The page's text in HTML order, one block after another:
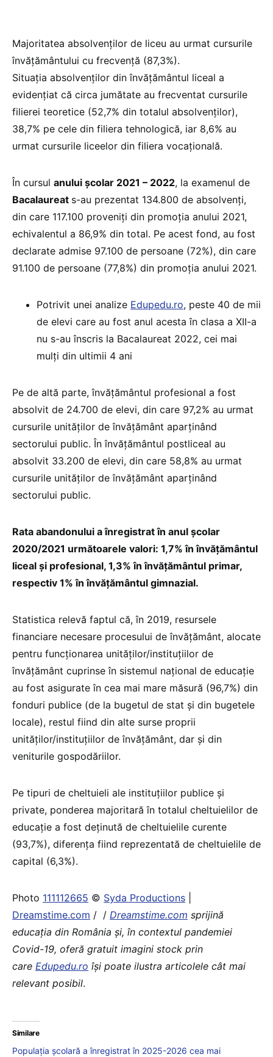
Majoritatea absolvenţilor de liceu au urmat cursurile
învăţământului cu frecvenţă (87,3%).
Situaţia absolvenţilor din învăţământul liceal a
evidenţiat că circa jumătate au frecventat cursurile
filierei teoretice (52,7% din totalul absolvenţilor),
38,7% pe cele din filiera tehnologică, iar 8,6% au
urmat cursurile liceelor din filiera vocaţională.
În cursul anului şcolar 2021 – 2022, la examenul de
Bacalaureat s-au prezentat 134.800 de absolvenţi,
din care 117.100 proveniţi din promoţia anului 2021,
echivalentul a 86,9% din total. Pe acest fond, au fost
declarate admise 97.100 de persoane (72%), din care
91.100 de persoane (77,8%) din promoţia anului 2021.
Potrivit unei analize Edupedu.ro, peste 40 de mii
de elevi care au fost anul acesta în clasa a XII-a
nu s-au înscris la Bacalaureat 2022, cei mai
mulți din ultimii 4 ani
Pe de altă parte, învăţământul profesional a fost
absolvit de 24.700 de elevi, din care 97,2% au urmat
cursurile unităţilor de învăţământ aparţinând
sectorului public. În învăţământul postliceal au
absolvit 33.200 de elevi, din care 58,8% au urmat
cursurile unităţilor de învăţământ aparţinând
sectorului public.
Rata abandonului a înregistrat în anul şcolar
2020/2021 următoarele valori: 1,7% în învăţământul
liceal şi profesional, 1,3% în învăţământul primar,
respectiv 1% în învăţământul gimnazial.
Statistica relevă faptul că, în 2019, resursele
financiare necesare procesului de învăţământ, alocate
pentru funcţionarea unităţilor/instituţiilor de
învăţământ cuprinse în sistemul naţional de educaţie
au fost asigurate în cea mai mare măsură (96,7%) din
fonduri publice (de la bugetul de stat şi din bugetele
locale), restul fiind din alte surse proprii
unităţilor/instituţiilor de învăţământ, dar şi din
veniturile gospodăriilor.
Pe tipuri de cheltuieli ale instituţiilor publice şi
private, ponderea majoritară în totalul cheltuielilor de
educaţie a fost deţinută de cheltuielile curente
(93,7%), diferenţa fiind reprezentată de cheltuielile de
capital (6,3%).
Photo 111112665 © Syda Productions
Dreamstime.com / / Dreamstime.com sprijină
educaţia din România şi, în contextul pandemiei
Covid-19, oferă gratuit imagini stock prin
care Edupedu.ro îşi poate ilustra articolele cât mai
relevant posibil.
Similare
Populația școlară a înregistrat în 2025-2026 cea mai